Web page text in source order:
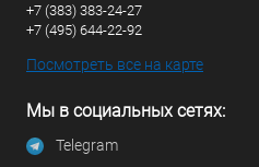
+7 (383) 383-24-27
+7 (495) 644-22-92
Посмотреть все на карте
Мы в социальных сетях:
Telegram